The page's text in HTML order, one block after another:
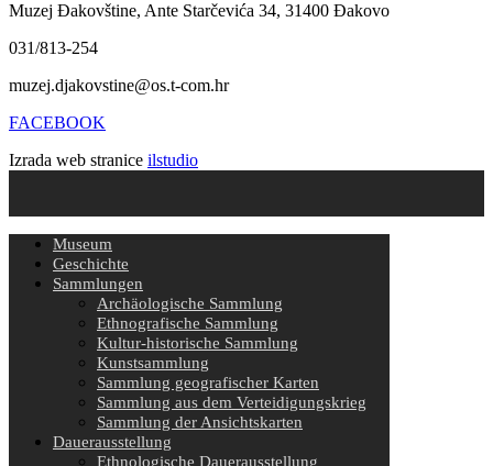
Muzej Đakovštine, Ante Starčevića 34, 31400 Đakovo
031/813-254
muzej.djakovstine@os.t-com.hr
FACEBOOK
Izrada web stranice ilstudio
Museum
Geschichte
Sammlungen
Archäologische Sammlung
Ethnografische Sammlung
Kultur-historische Sammlung
Kunstsammlung
Sammlung geografischer Karten
Sammlung aus dem Verteidigungskrieg
Sammlung der Ansichtskarten
Dauerausstellung
Ethnologische Dauerausstellung